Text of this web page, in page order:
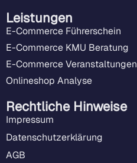
Leistungen
E-Commerce Führerschein
E-Commerce KMU Beratung
E-Commerce Veranstaltungen
Onlineshop Analyse
Rechtliche Hinweise
Impressum
Datenschutzerklärung
AGB